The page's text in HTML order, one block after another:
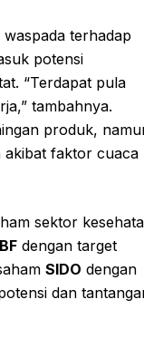
terhadap
potensi
“Terdapat pula
tambahnya.
produk,
akibat faktor cuaca
sektor
dengan target
SIDO dengan
dan